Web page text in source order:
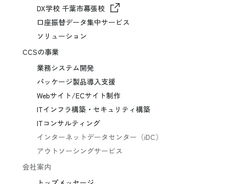
DX学校 千葉市幕張校
口座振替データ集中サービス
ソリューション
CCSの事業
業務システム開発
パッケージ製品導入支援
Webサイト/ECサイト制作
ITインフラ構築・セキュリティ構築
ITコンサルティング
インターネットデータセンター（iDC）
アウトソーシングサービス
会社案内